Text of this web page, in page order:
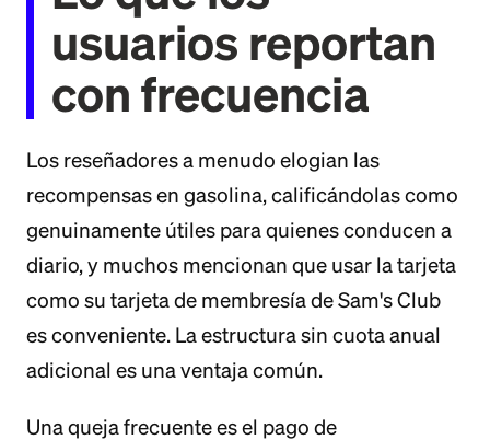
usuarios reportan
con frecuencia
Los reseñadores a menudo elogian las
recompensas en gasolina, calificándolas como
genuinamente útiles para quienes conducen a
diario, y muchos mencionan que usar la tarjeta
como su tarjeta de membresía de Sam's Club
es conveniente. La estructura sin cuota anual
adicional es una ventaja común.
Una queja frecuente es el pago de